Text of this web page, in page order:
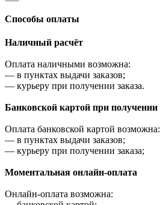
Cпособы оплаты
Наличный расчёт
Оплата наличными возможна:
— в пунктах выдачи заказов;
— курьеру при получении заказа.
Банковской картой при получении
Оплата банковской картой возможна:
— в пунктах выдачи заказов;
— курьеру при получении заказа;
Моментальная онлайн-оплата
Онлайн-оплата возможна: